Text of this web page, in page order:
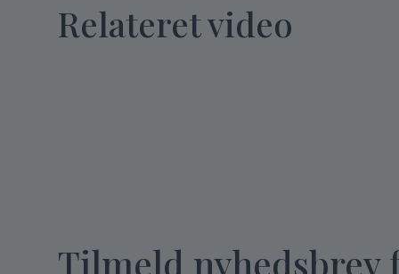
Relateret video
Tilmeld nyhedsbrev